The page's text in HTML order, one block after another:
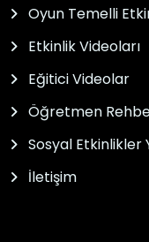
Oyun Temelli
Etkinlik Videoları
Eğitici Videolar
Öğretmen
Sosyal Etkinlikler
İletişim